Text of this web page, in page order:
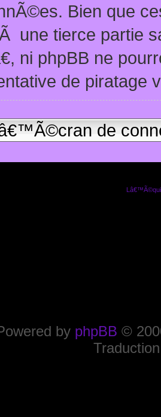
Bien que
une tierce partie
ni phpBB ne
de piratage
de
by phpBB ©